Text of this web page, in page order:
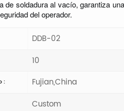
de soldadura al vacío, garantiza
del operador.
DDB-02
10
: Fujian,China
Custom